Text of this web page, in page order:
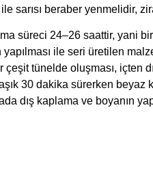
sarısı beraber yenmelidir,
süreci 24–26 saattir, yani
ile seri üretilen
çeşit tünelde oluşması, içten
30 dakika sürerken
dış kaplama ve boyanın